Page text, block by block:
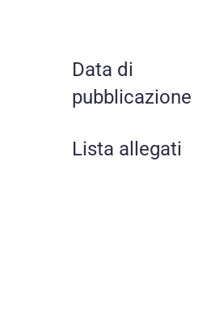
Data di
pubblicazione
Lista allegati